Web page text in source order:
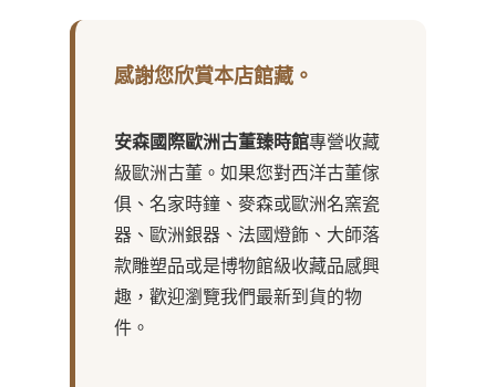
感謝您欣賞本店館藏。
安森國際歐洲古董臻時館專營收藏
級歐洲古董。如果您對西洋古董傢
俱、名家時鐘、麥森或歐洲名窯瓷
器、歐洲銀器、法國燈飾、大師落
款雕塑品或是博物館級收藏品感興
趣，歡迎瀏覽我們最新到貨的物
件。